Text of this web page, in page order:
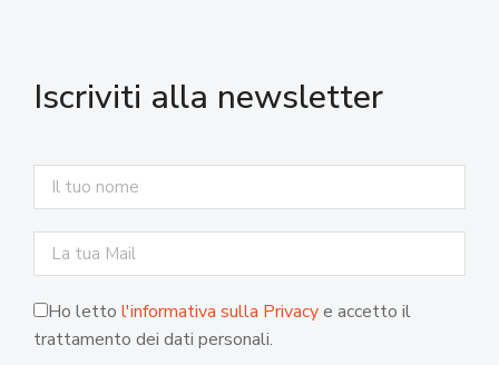
Iscriviti alla newsletter
Ho letto l'informativa sulla Privacye accetto il
trattamento dei dati personali.